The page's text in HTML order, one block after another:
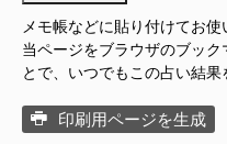
メモ帳などに貼り付けてお使
当ページをブラウザのブッ
とで、いつでもこの占い結果
印刷用ページを生成